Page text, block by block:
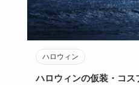
ハロウィン
ハロウィンの仮装・コス